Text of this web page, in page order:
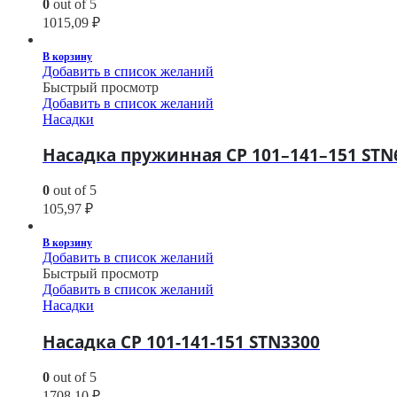
0 out of 5
1015,09 ₽
В корзину
Добавить в список желаний
Быстрый просмотр
Добавить в список желаний
Насадки
Насадка пружинная CP 101–141–151
0 out of 5
105,97 ₽
В корзину
Добавить в список желаний
Быстрый просмотр
Добавить в список желаний
Насадки
Насадка CP 101-141-151 STN3300
0 out of 5